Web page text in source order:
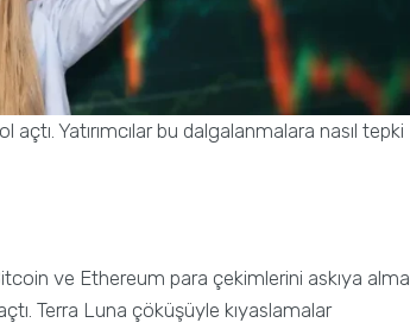
Yatırımcılar bu dalgalanmalara nasıl tepki
ve Ethereum para çekimlerini askıya alma
Terra Luna çöküşüyle kıyaslamalar